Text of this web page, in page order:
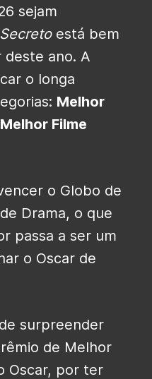
sejam
está bem
deste ano. A
o longa
Melhor
Melhor Filme
o Globo de
Drama, o que
passa a ser um
o Oscar de
surpreender
de Melhor
Oscar, por ter